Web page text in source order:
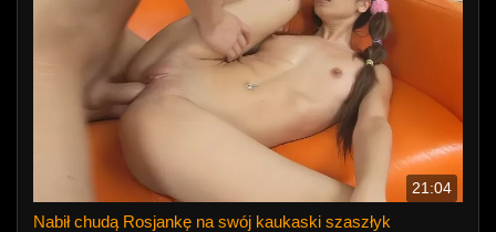
21:04
Nabił chudą Rosjankę na swój kaukaski szaszłyk